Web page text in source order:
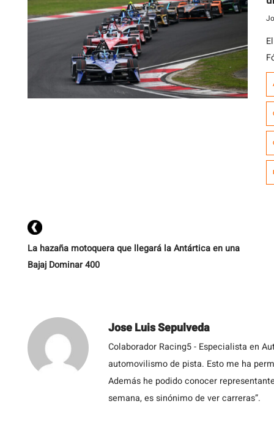
La hazaña motoquera que llegará la Antártica en una
Bajaj Dominar 400
Jose Luis Sepulveda
Colaborador Racing5 - Especialista en
automovilismo de pista. Esto me ha
Además he podido conocer
semana, es sinónimo de ver carreras”.